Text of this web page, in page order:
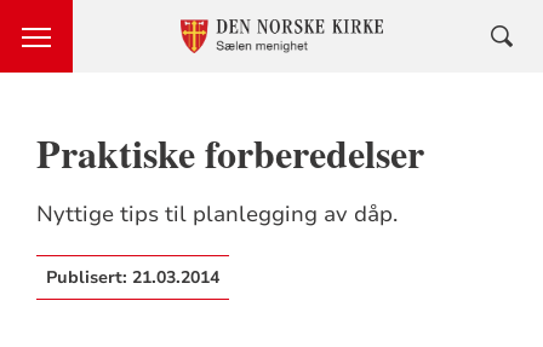
Praktiske forberedelser
Nyttige tips til planlegging av dåp.
Publisert: 21.03.2014